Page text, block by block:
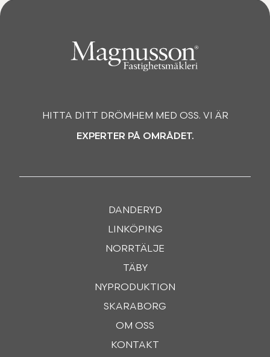
HITTA DITT DRÖMHEM MED OSS. VI ÄR
EXPERTER PÅ OMRÅDET.
DANDERYD
LINKÖPING
NORRTÄLJE
TÄBY
NYPRODUKTION
SKARABORG
OM OSS
KONTAKT